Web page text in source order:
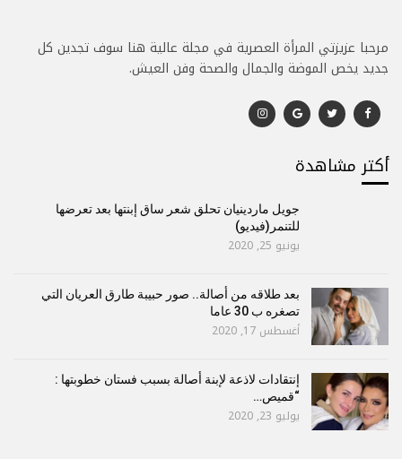
مرحبا عزيزتي المرأة العصرية في مجلة عالية هنا سوف تجدين كل
جديد يخص الموضة والجمال والصحة وفن العيش.
أكتر مشاهدة
جويل ماردينيان تحلق شعر ساق إبنتها بعد تعرضها
للتنمر(فيديو)
يونيو 25, 2020
بعد طلاقه من أصالة.. صور حبيبة طارق العريان التي
تصغره ب 30 عاما
أغسطس 17, 2020
إنتقادات لاذعة لإبنة أصالة بسبب فستان خطوبتها :
“قميص…
يوليو 23, 2020